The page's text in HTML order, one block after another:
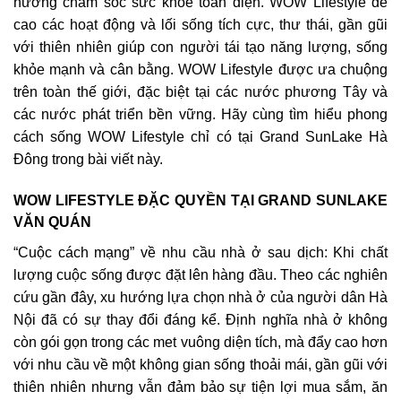
cao các hoạt động và lối sống tích cực, thư thái, gần gũi
với thiên nhiên giúp con người tái tạo năng lượng, sống
khỏe mạnh và cân bằng. WOW Lifestyle được ưa chuộng
trên toàn thế giới, đặc biệt tại các nước phương Tây và
các nước phát triển bền vững. Hãy cùng tìm hiểu phong
cách sống WOW Lifestyle chỉ có tại Grand SunLake Hà
Đông trong bài viết này.
WOW LIFESTYLE ĐẶC QUYỀN TẠI GRAND SUNLAKE
VĂN QUÁN
“Cuộc cách mạng” về nhu cầu nhà ở sau dịch: Khi chất
lượng cuộc sống được đặt lên hàng đầu. Theo các nghiên
cứu gần đây, xu hướng lựa chọn nhà ở của người dân Hà
Nội đã có sự thay đổi đáng kể. Định nghĩa nhà ở không
còn gói gọn trong các met vuông diện tích, mà đẩy cao hơn
với nhu cầu về một không gian sống thoải mái, gần gũi với
thiên nhiên nhưng vẫn đảm bảo sự tiện lợi mua sắm, ăn